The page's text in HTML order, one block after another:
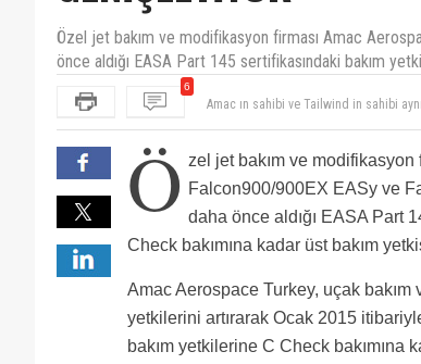
Özel jet bakım ve modifikasyon firması Amac
önce aldığı EASA Part 145 sertifikasındaki bakım
6
Giden birdaha gitmiyor veya ufak tefek
Amac ın sahibi ve Tailwind in sahibi
Ö zel jet bakım ve modifikasyon
Falcon900/900EX EASy ve
daha önce aldığı EASA Part
Check bakımına kadar üst bakım
Amac Aerospace Turkey, uçak
yetkilerini artırarak Ocak 2015
bakım yetkilerine C Check bakımına